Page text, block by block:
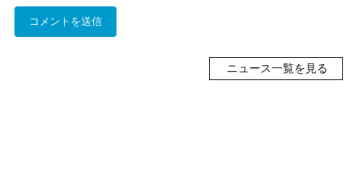
ニュース一覧を見る